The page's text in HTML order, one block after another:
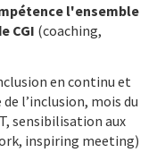
l'ensemble
CGI (coaching,
en continu et
l’inclusion, mois du
sensibilisation aux
inspiring meeting)